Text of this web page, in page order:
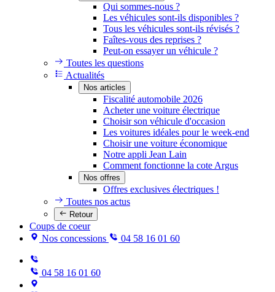
Qui sommes-nous ?
Les véhicules sont-ils disponibles ?
Tous les véhicules sont-ils révisés ?
Faîtes-vous des reprises ?
Peut-on essayer un véhicule ?
Toutes les questions
Actualités
Nos articles
Fiscalité automobile 2026
Acheter une voiture électrique
Choisir son véhicule d'occasion
Les voitures idéales pour le week-end
Choisir une voiture économique
Notre appli Jean Lain
Comment fonctionne la cote Argus
Nos offres
Offres exclusives électriques !
Toutes nos actus
Retour
Coups de coeur
Nos concessions
04 58 16 01 60
04 58 16 01 60